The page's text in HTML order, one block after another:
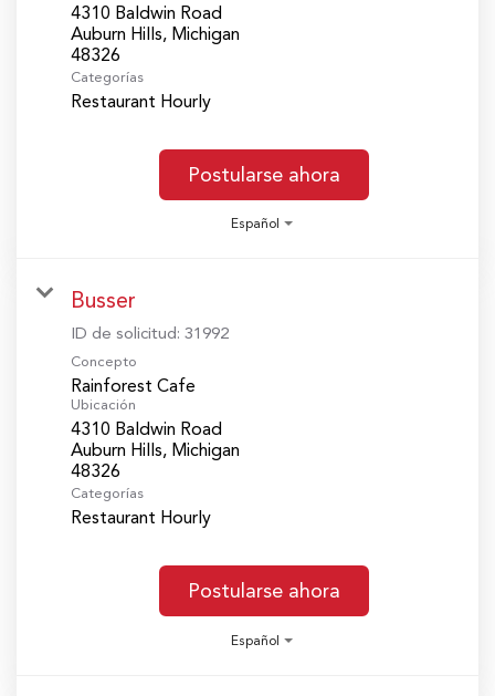
4310 Baldwin Road
Auburn Hills, Michigan
Categorías
Restaurant Hourly
Postularse ahora
Español
Busser
ID de solicitud: 31992
Concepto
Rainforest Cafe
Ubicación
4310 Baldwin Road
Auburn Hills, Michigan
Categorías
Restaurant Hourly
Postularse ahora
Español